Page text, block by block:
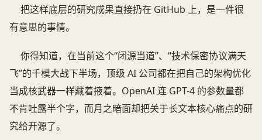
把这样底层的研究成果直接扔在 GitHub 上，是一件很
有意思的事情。
你得知道，在当前这个“闭源当道”、“技术保密协议满天
飞”的千模大战下半场，顶级 AI 公司都在把自己的架构优化
当成核武器一样藏着掖着。OpenAI 连 GPT-4 的参数量都
不肯吐露半个字，而月之暗面却把关于长文本核心痛点的研
究给开源了。